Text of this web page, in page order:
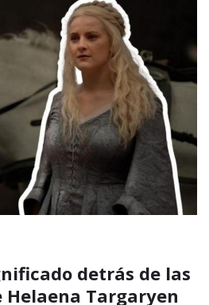
detrás de las
Helaena Targaryen